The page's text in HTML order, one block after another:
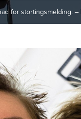
for stortingsmelding: